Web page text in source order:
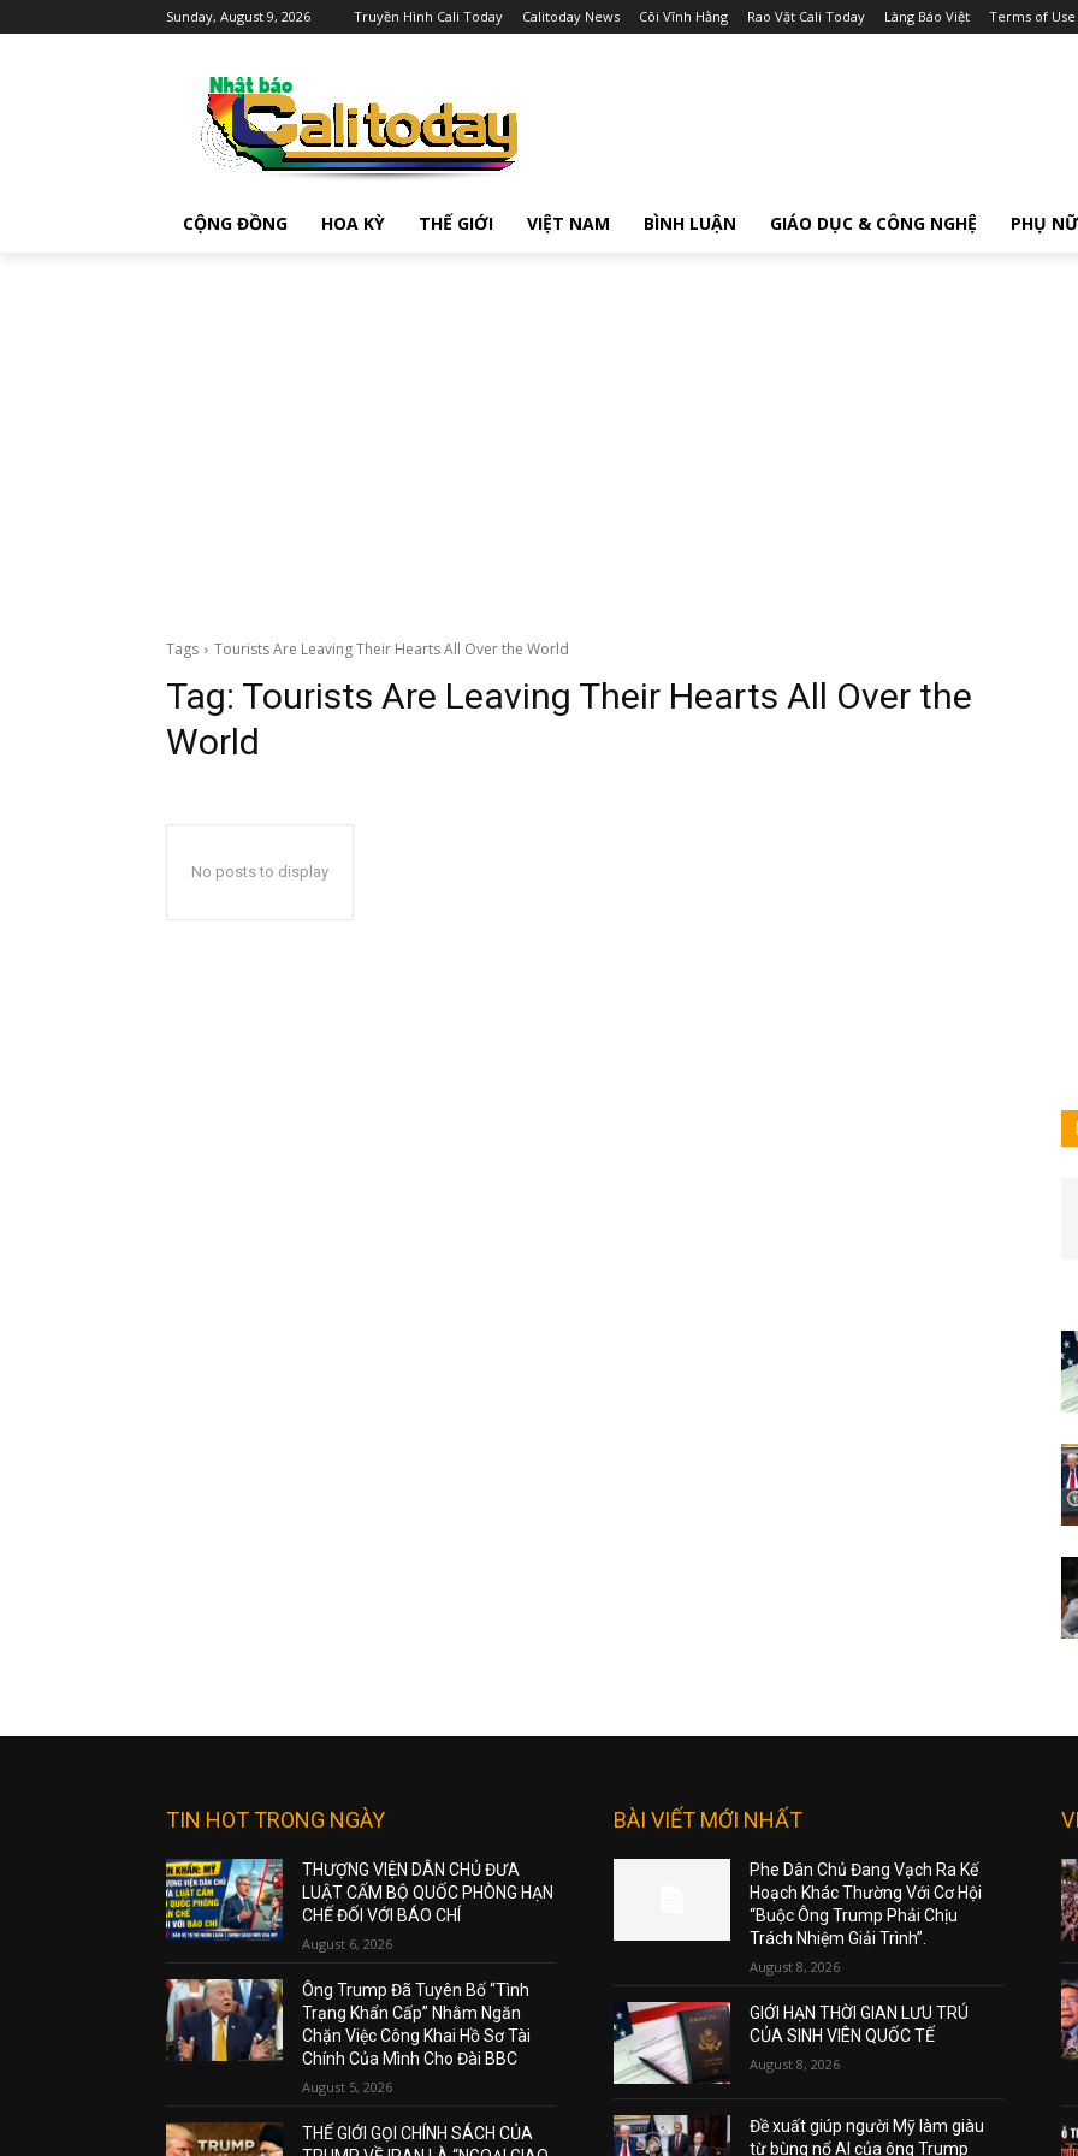
Sunday, August 9, 2026 Truyền Hình Cali Today Calitoday News Cõi Vĩnh Hằng Rao Vặt Cali Today Làng Báo Việt Terms of Use
CỘNG ĐỒNG HOA KỲ THẾ GIỚI VIỆT NAM BÌNH LUẬN GIÁO DỤC & CÔNG NGHỆ PHỤ NỮ
Tags Tourists Are Leaving Their Hearts All Over the World
Tag: Tourists Are Leaving Their Hearts All Over the
World
No posts to display
TIN HOT TRONG NGÀY
THƯỢNG VIỆN DÂN CHỦ ĐƯA
LUẬT CẤM BỘ QUỐC PHÒNG HẠN
CHẾ ĐỐI VỚI BÁO CHÍ
August 6, 2026
Ông Trump Đã Tuyên Bố “Tình
Trạng Khẩn Cấp” Nhằm Ngăn
Chặn Việc Công Khai Hồ Sơ Tài
Chính Của Mình Cho Đài BBC
August 5, 2026
THẾ GIỚI GỌI CHÍNH SÁCH CỦA
BÀI VIẾT MỚI NHẤT
Phe Dân Chủ Đang Vạch Ra Kế
Hoạch Khác Thường Với Cơ Hội
“Buộc Ông Trump Phải Chịu
Trách Nhiệm Giải Trình”.
August 8, 2026
GIỚI HẠN THỜI GIAN LƯU TRÚ
CỦA SINH VIÊN QUỐC TẾ
August 8, 2026
Đề xuất giúp người Mỹ làm giàu
từ bùng nổ AI của ông Trump